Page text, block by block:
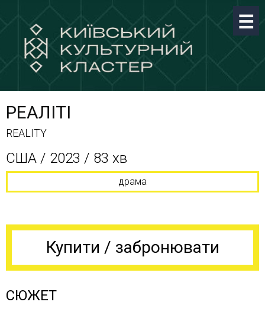
РЕАЛІТІ
REALITY
США / 2023 / 83 хв
драма
Купити / забронювати
СЮЖЕТ